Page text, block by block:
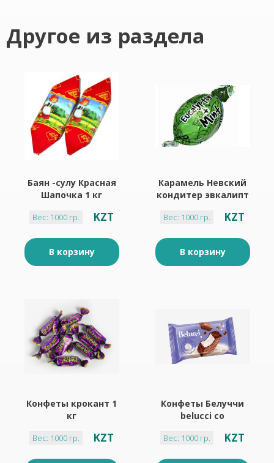
Другое из раздела
Баян -сулу Красная
Шапочка 1 кг
Вес: 1000 гр. KZT
В корзину
Карамель Невский
кондитер эвкалипт
Вес: 1000 гр. KZT
В корзину
Конфеты крокант 1
кг
Вес: 1000 гр. KZT
Конфеты Белуччи
belucci со
1 кг
Вес: 1000 гр. KZT